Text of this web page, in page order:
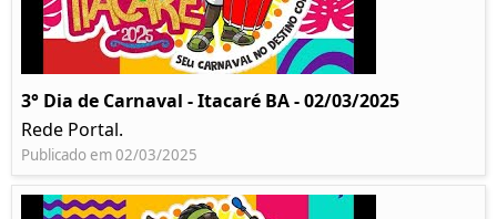
3° Dia de Carnaval - Itacaré BA - 02/03/2025
Rede Portal.
Publicado em 02/03/2025